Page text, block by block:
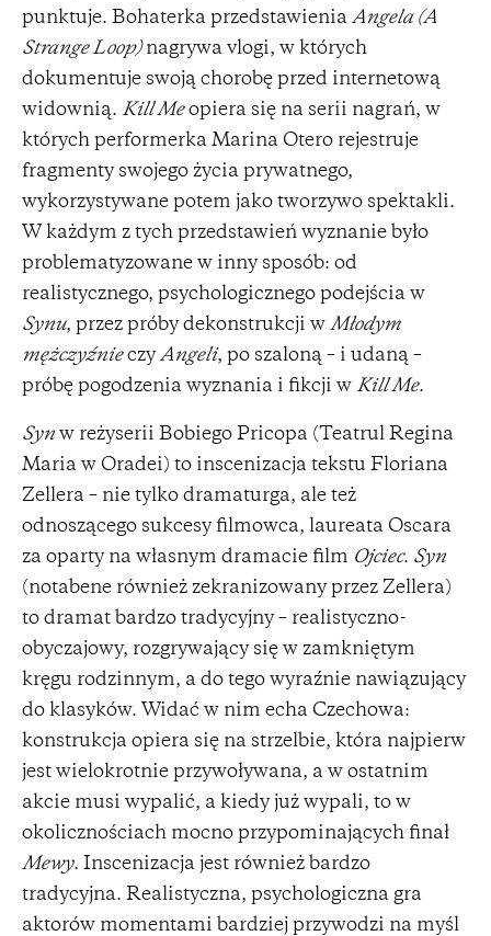
punktuje. Bohaterka przedstawienia Angela (A
Strange Loop)nagrywa vlogi, w których
dokumentuje swoją chorobę przed internetową
widownią. Kill Meopiera się na serii nagrań, w
których performerka Marina Otero rejestruje
fragmenty swojego życia prywatnego,
wykorzystywane potem jako tworzywo spektakli.
W każdym z tych przedstawień wyznanie było
problematyzowane w inny sposób: od
realistycznego, psychologicznego podejścia w
Synu, przez próby dekonstrukcji w Młodym
mężczyźnieczyAngeli, po szaloną – i udaną –
próbę pogodzenia wyznania i fikcji w Kill Me.
Syn w reżyserii Bobiego Pricopa (Teatrul Regina
Maria w Oradei) to inscenizacja tekstu Floriana
Zellera – nie tylko dramaturga, ale też
odnoszącego sukcesy filmowca, laureata Oscara
za oparty na własnym dramacie film Ojciec. Syn
(notabene również zekranizowany przez Zellera)
to dramat bardzo tradycyjny – realistyczno-
obyczajowy, rozgrywający się w zamkniętym
kręgu rodzinnym, a do tego wyraźnie nawiązujący
do klasyków. Widać w nim echa Czechowa:
konstrukcja opiera się na strzelbie, która najpierw
jest wielokrotnie przywoływana, a w ostatnim
akcie musi wypalić, a kiedy już wypali, to w
okolicznościach mocno przypominających finał
Mewy. Inscenizacja jest również bardzo
tradycyjna. Realistyczna, psychologiczna gra
aktorów momentami bardziej przywodzi na myśl